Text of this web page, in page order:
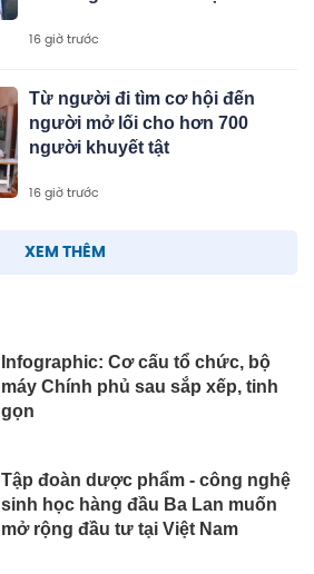
16 giờ trước
Từ người đi tìm cơ hội đến
người mở lối cho hơn 700
người khuyết tật
16 giờ trước
XEM THÊM
Infographic: Cơ cấu tổ chức, bộ
máy Chính phủ sau sắp xếp, tinh
gọn
Tập đoàn dược phẩm - công nghệ
sinh học hàng đầu Ba Lan muốn
mở rộng đầu tư tại Việt Nam